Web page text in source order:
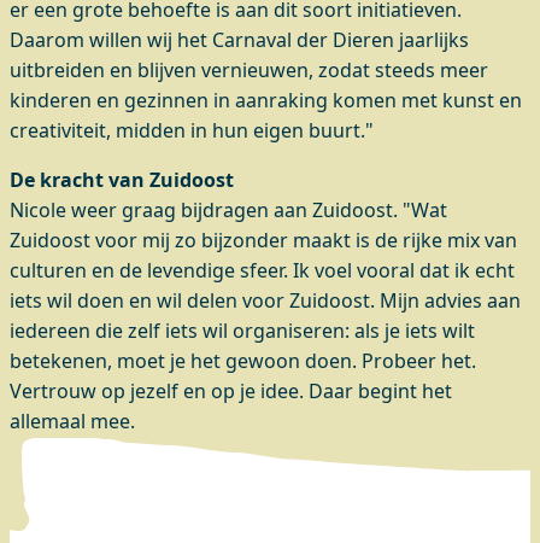
er een grote behoefte is aan dit soort initiatieven.
Daarom willen wij het Carnaval der Dieren jaarlijks
uitbreiden en blijven vernieuwen, zodat steeds meer
kinderen en gezinnen in aanraking komen met kunst en
creativiteit, midden in hun eigen buurt."
De kracht van Zuidoost
Nicole weer graag bijdragen aan Zuidoost. "Wat
Zuidoost voor mij zo bijzonder maakt is de rijke mix van
culturen en de levendige sfeer. Ik voel vooral dat ik echt
iets wil doen en wil delen voor Zuidoost. Mijn advies aan
iedereen die zelf iets wil organiseren: als je iets wilt
betekenen, moet je het gewoon doen. Probeer het.
Vertrouw op jezelf en op je idee. Daar begint het
allemaal mee.